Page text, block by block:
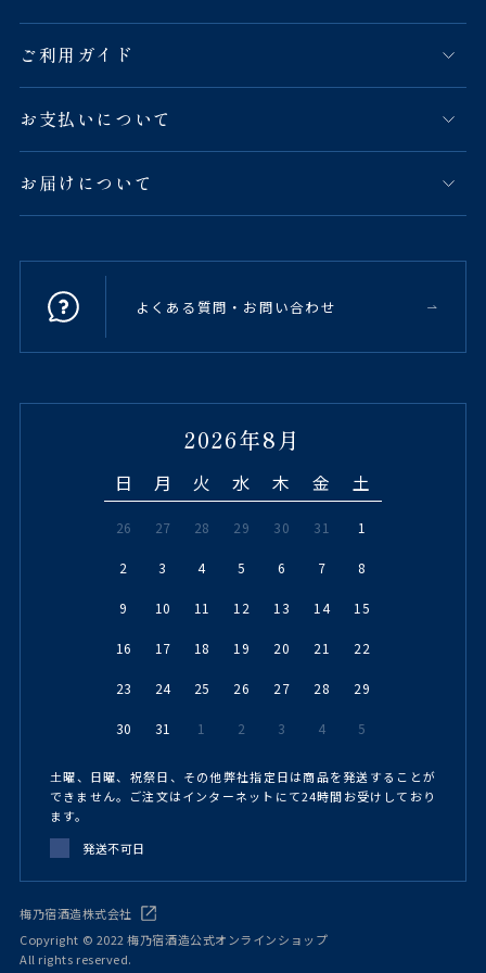
ご利用ガイド
お支払いについて
お届けについて
よくある質問・お問い合わせ
2026年8月
日 月 火 水 木 金 土
26 27 28 29 30 31 1
2 3 4 5 6 7 8
9 10 11 12 13 14 15
16 17 18 19 20 21 22
23 24 25 26 27 28 29
30 31 1 2 3 4 5
土曜、日曜、祝祭日、その他弊社指定日は商品を発送することが
できません。ご注文はインターネットにて24時間お受けしており
ます。
発送不可日
梅乃宿酒造株式会社
Copyright © 2022 梅乃宿酒造公式オンラインショップ
All rights reserved.